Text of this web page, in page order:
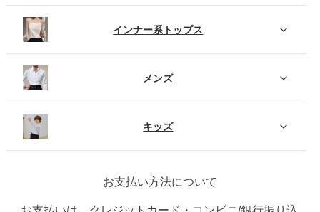
インナー系トップス
メンズ
キッズ
お支払い方法について